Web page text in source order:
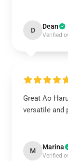
D Dean
Verified
Great Ao
versatile and
M Marina
Verified